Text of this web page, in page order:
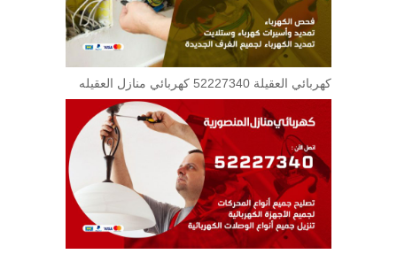
كهربائي العقيلة 52227340 كهربائي منازل العقيله